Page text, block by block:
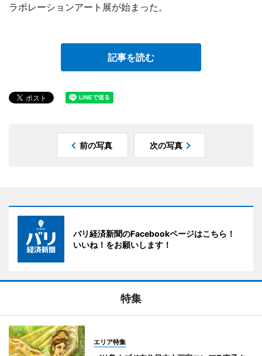
ラボレーションアート展が始まった。
記事を読む
前の写真 次の写真
バリ経済新聞のFacebookページはこちら！
いいね！をお願いします！
特集
エリア特集